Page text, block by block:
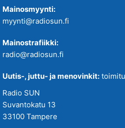
Mainosmyynti:
myynti@radiosun.fi
Mainostrafiikki:
radio@radiosun.fi
Uutis-, juttu- ja menovinkit:
Radio SUN
Suvantokatu 13
33100 Tampere